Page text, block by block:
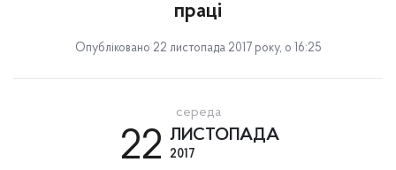
праці
Опубліковано 22 листопада 2017 року, о 16:25
середа
22 ЛИСТОПАДА
2017